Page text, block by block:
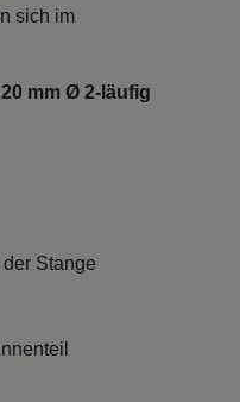
sich im
mm Ø 2-läufig
Stange